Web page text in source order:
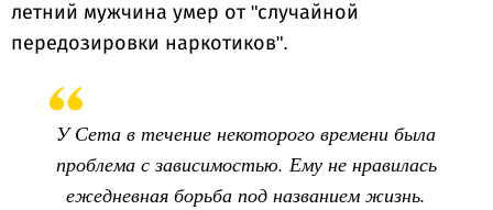
летний мужчина умер от "случайной
передозировки наркотиков".
У Сета в течение некоторого времени была
проблема с зависимостью. Ему не нравилась
ежедневная борьба под названием жизнь.